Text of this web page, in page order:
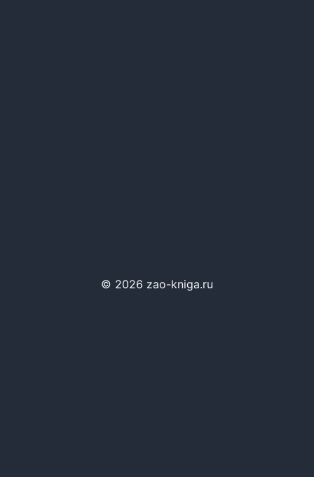
© 2026 zao-kniga.ru